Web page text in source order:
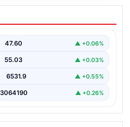
çevrildi, bir belediye
açıklama geldi. “Yeni
Gelişmeler ve Belediye
47.60 ▲ +0.06%
55.03 ▲ +0.03%
6531.9 ▲ +0.55%
3064190 ▲ +0.26%